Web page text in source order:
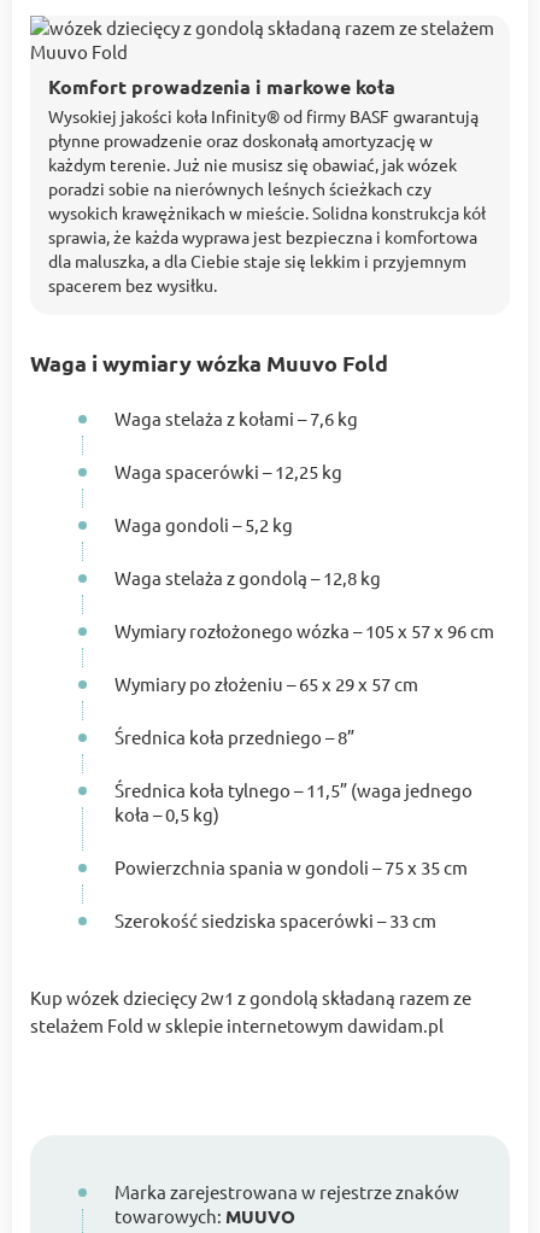
Komfort prowadzenia i markowe koła
Wysokiej jakości koła Infinity® od firmy BASF gwarantują
płynne prowadzenie oraz doskonałą amortyzację w
każdym terenie. Już nie musisz się obawiać, jak wózek
poradzi sobie na nierównych leśnych ścieżkach czy
wysokich krawężnikach w mieście. Solidna konstrukcja kół
sprawia, że każda wyprawa jest bezpieczna i komfortowa
dla maluszka, a dla Ciebie staje się lekkim i przyjemnym
spacerem bez wysiłku.
Waga i wymiary wózka Muuvo Fold
Waga stelaża z kołami – 7,6 kg
Waga spacerówki – 12,25 kg
Waga gondoli – 5,2 kg
Waga stelaża z gondolą – 12,8 kg
Wymiary rozłożonego wózka – 105 x 57 x 96 cm
Wymiary po złożeniu – 65 x 29 x 57 cm
Średnica koła przedniego – 8”
Średnica koła tylnego – 11,5” (waga jednego
koła – 0,5 kg)
Powierzchnia spania w gondoli – 75 x 35 cm
Szerokość siedziska spacerówki – 33 cm
Kup wózek dziecięcy 2w1 z gondolą składaną razem ze
stelażem Fold w sklepie internetowym dawidam.pl
Marka zarejestrowana w rejestrze znaków
towarowych: MUUVO